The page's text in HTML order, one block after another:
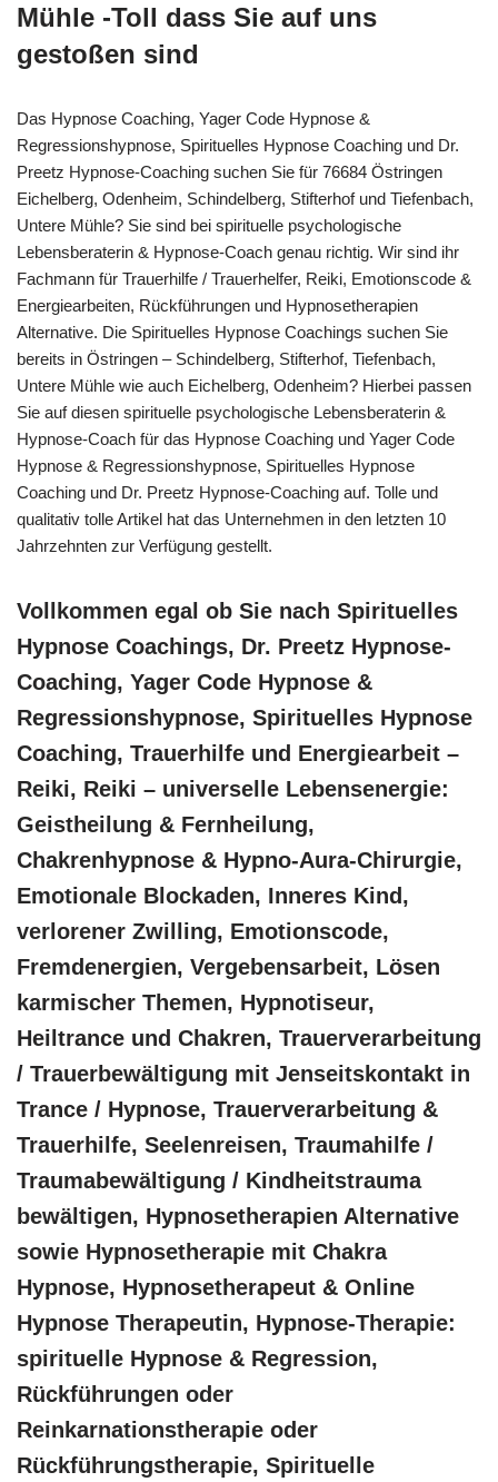
Mühle -Toll dass Sie auf uns
gestoßen sind
Das Hypnose Coaching, Yager Code Hypnose &
Regressionshypnose, Spirituelles Hypnose Coaching und Dr.
Preetz Hypnose-Coaching suchen Sie für 76684 Östringen
Eichelberg, Odenheim, Schindelberg, Stifterhof und Tiefenbach,
Untere Mühle? Sie sind bei spirituelle psychologische
Lebensberaterin & Hypnose-Coach genau richtig. Wir sind ihr
Fachmann für Trauerhilfe / Trauerhelfer, Reiki, Emotionscode &
Energiearbeiten, Rückführungen und Hypnosetherapien
Alternative. Die Spirituelles Hypnose Coachings suchen Sie
bereits in Östringen – Schindelberg, Stifterhof, Tiefenbach,
Untere Mühle wie auch Eichelberg, Odenheim? Hierbei passen
Sie auf diesen spirituelle psychologische Lebensberaterin &
Hypnose-Coach für das Hypnose Coaching und Yager Code
Hypnose & Regressionshypnose, Spirituelles Hypnose
Coaching und Dr. Preetz Hypnose-Coaching auf. Tolle und
qualitativ tolle Artikel hat das Unternehmen in den letzten 10
Jahrzehnten zur Verfügung gestellt.
Vollkommen egal ob Sie nach Spirituelles
Hypnose Coachings, Dr. Preetz Hypnose-
Coaching, Yager Code Hypnose &
Regressionshypnose, Spirituelles Hypnose
Coaching, Trauerhilfe und Energiearbeit –
Reiki, Reiki – universelle Lebensenergie:
Geistheilung & Fernheilung,
Chakrenhypnose & Hypno-Aura-Chirurgie,
Emotionale Blockaden, Inneres Kind,
verlorener Zwilling, Emotionscode,
Fremdenergien, Vergebensarbeit, Lösen
karmischer Themen, Hypnotiseur,
Heiltrance und Chakren, Trauerverarbeitung
/ Trauerbewältigung mit Jenseitskontakt in
Trance / Hypnose, Trauerverarbeitung &
Trauerhilfe, Seelenreisen, Traumahilfe /
Traumabewältigung / Kindheitstrauma
bewältigen, Hypnosetherapien Alternative
sowie Hypnosetherapie mit Chakra
Hypnose, Hypnosetherapeut & Online
Hypnose Therapeutin, Hypnose-Therapie:
spirituelle Hypnose & Regression,
Rückführungen oder
Reinkarnationstherapie oder
Rückführungstherapie, Spirituelle